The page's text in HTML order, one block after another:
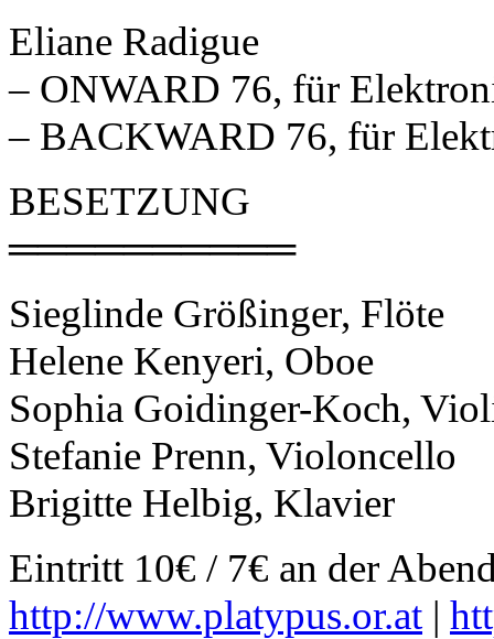
Eliane Radigue
– ONWARD 76, für
– BACKWARD 76, für
BESETZUNG
══════════
Sieglinde Größinger, Flöte
Helene Kenyeri, Oboe
Sophia Goidinger-Koch,
Stefanie Prenn, Violoncello
Brigitte Helbig, Klavier
Eintritt 10€ / 7€ an der
http://www.platypus.or.at |